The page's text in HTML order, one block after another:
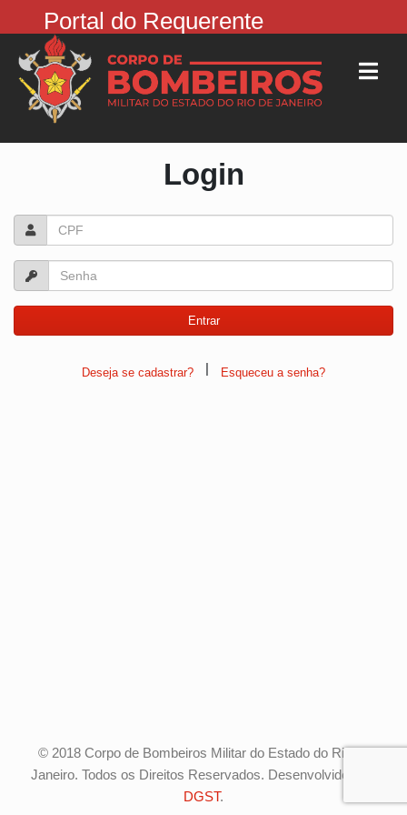
Portal do Requerente
Login
Deseja se cadastrar? | Esqueceu a senha?
© 2018 Corpo de Bombeiros Militar do Estado do Rio de
Janeiro. Todos os Direitos Reservados. Desenvolvido pela
DGST.